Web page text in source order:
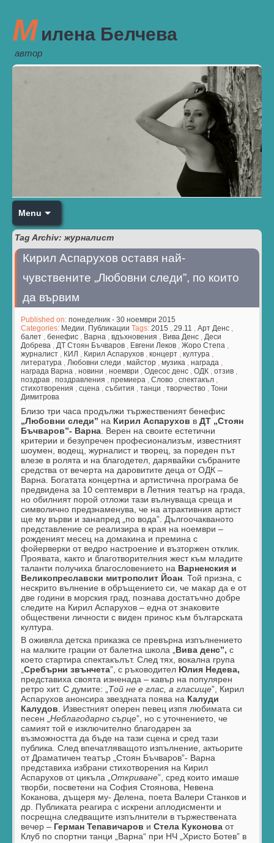
М илена Белчева
автор
Menu
Tag Archiv: журналист
Кирил Аспарухов оставя най-
чувствените „Любовни следи”, по които
да вървим
Published on:понеделник - 30 ноември 2015
Categories: Медии Публикации Tags:2015 ,29.11 ,Арт Денс
балет ,бенефис Варна ,вдъхновения Вива Денс
Деси
Добрева
ДТ Стоян Бъчваров Евгени Леков ,Жоро Степа
журналист
КИЛ Кирил Аспарухов ,концерт ,култура
литература
Любовни следи ,майстор ,музика ,награда
награда Варна ,новини ,ноември ,Одесос денс ,ОДК ,отзив
поздрав ,поздравления ,премиера ,Слово ,спектакъл
стихотворения ,сцена ,събития ,танци ,творчество ,Тони
Димитрова
Близо три часа продължи тържественият бенефис
„Любовни следи” на Кирил Аспарухов вДТ „Стоян
Бъчваров”- Варна . Верен на своите естетични
критерии и безупречен професионализъм, известният
шоумен, водещ, журналист и творец, за пореден път
влезе в ролята и на благодетел, дарявайки събраните
средства от вечерта на даровитите деца от ОДК –
Варна. Богатата концертна и артистична програма бе
предвидена за 10 септември в Летния театър на града,
но обилният порой отложи тази вълнуваща среща и
символично предзнаменува, че на атрактивния артист
ще му върви и занапред „по вода”. Дългоочакваното
представление се реализира в края на ноември –
рожденият месец на домакина и премина с
фойерверки от ведро настроение и възторжен отклик.
Проявата, както и благотворителния жест към младите
таланти получиха благословението на Варненския и
Великопреславски митрополит Йоан . Той призна, с
нескрито вълнение в обръщението си, че макар да е от
две години в морския град, познава достатъчно добре
следите на Кирил Аспарухов – една от знаковите
обществени личности с виден принос към българската
култура.
В оживяла детска приказка се превърна изпълнението
на малките грации от балетна школа „ Вива денс”,с
което стартира спектакълът. След тях, вокална група
„Сребърни звънчета”, с ръководител Юлия Недева,
представиха своята изненада – кавър на популярен
ретро хит. С думите: „ Той не е глас, а гласище”, Кирил
Аспарухов анонсира звездната поява на Калуди
Калудов . Известният оперен певец изпя любимата си
песен „Неблагодарно сърце”, но с уточнението, че
самият той е изключително благодарен за
възможността да бъде на тази сцена и сред тази
публика. След впечатляващото изпълнение, актьорите
от Драматичен театър „Стоян Бъчваров”- Варна
представиха избрани стихотворения на Кирил
Аспарухов от цикъла „Откриване”, сред които имаше
творби, посветени на София Стоянова, Невена
Коканова, дъщеря му- Делена, поета Валери Станков и
др. Публиката реагира с искрени аплодисменти и
посрещна следващите изпълнители в тържествената
вечер – Герман Тепавичаров иСтела Куконова от
Клуб по спортни танци „Варна“ при НЧ „Христо Ботев” в